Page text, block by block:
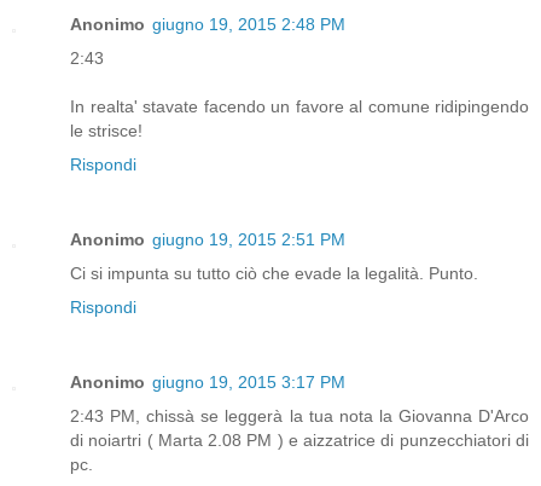
Anonimo giugno 19, 2015 2:48 PM
2:43
In realta' stavate facendo un favore al comune ridipingendo
le strisce!
Rispondi
Anonimo giugno 19, 2015 2:51 PM
Ci si impunta su tutto ciò che evade la legalità. Punto.
Rispondi
Anonimo giugno 19, 2015 3:17 PM
2:43 PM, chissà se leggerà la tua nota la Giovanna D'Arco
di noiartri ( Marta 2.08 PM ) e aizzatrice di punzecchiatori di
pc.